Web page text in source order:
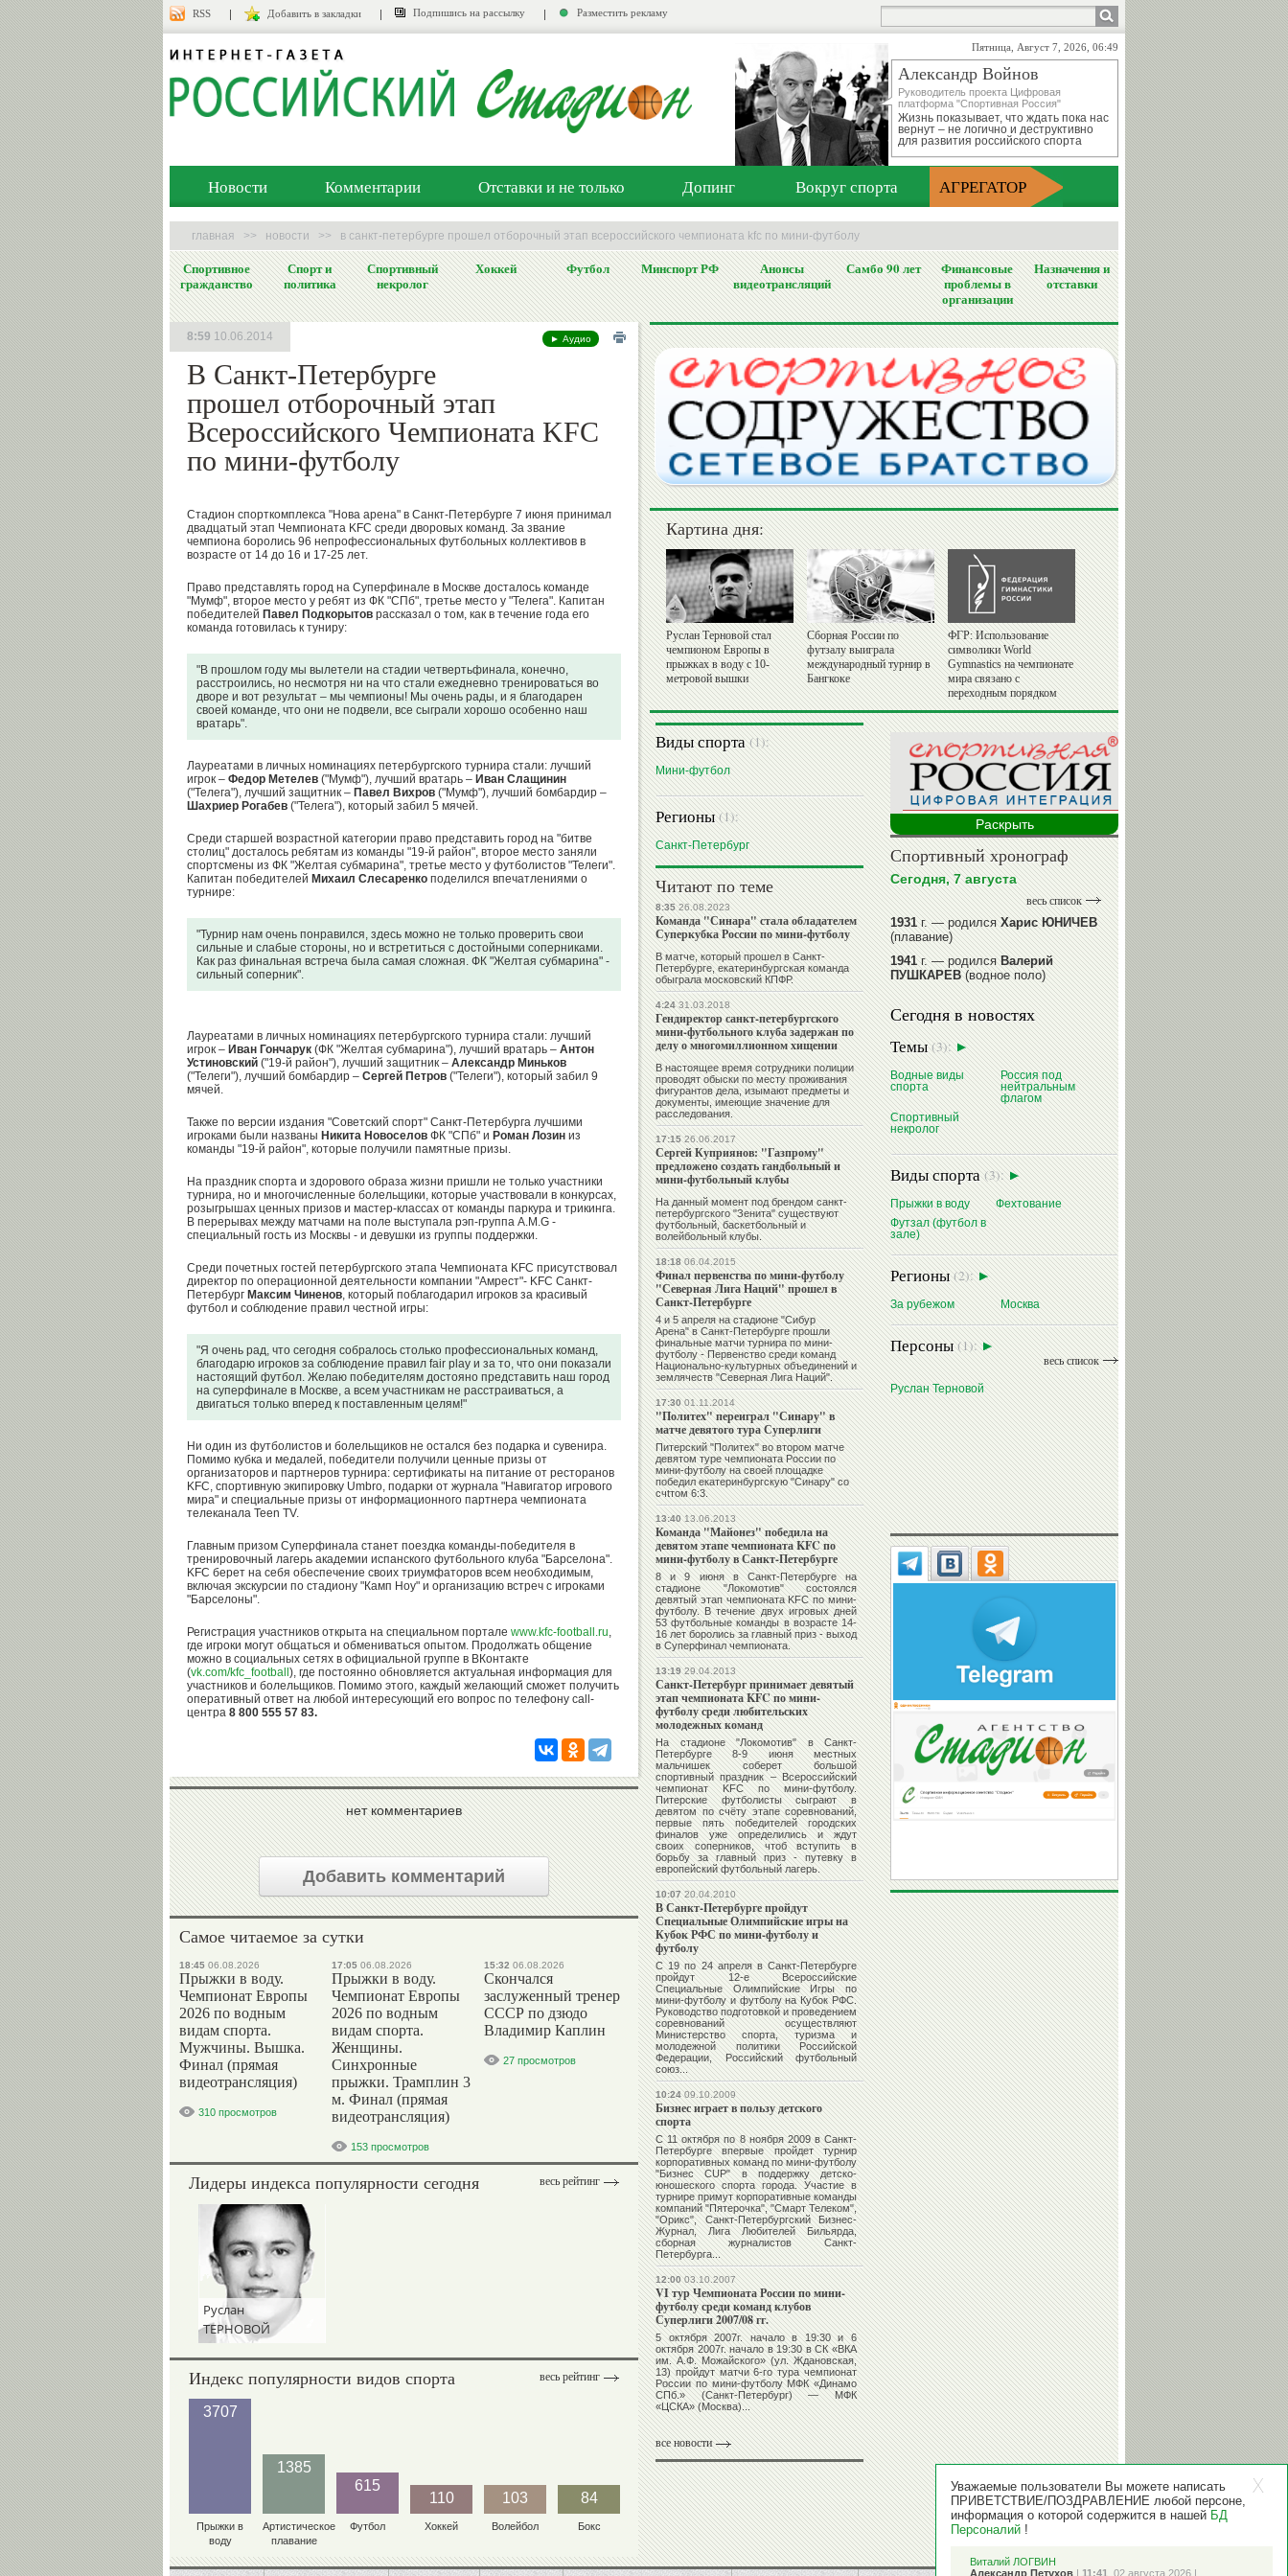
RSS Добавить в закладки Подпишись на рассылку Разместить рекламу
Пятница, Август 7, 2026, 06:49
Александр Войнов
Руководитель проекта Цифровая
платформа "Спортивная Россия"
Жизнь показывает, что ждать пока нас
вернут – не логично и деструктивно
для развития российского спорта
Новости Комментарии Отставки и не только Допинг Вокруг спорта АГРЕГАТОР
главная >> новости >> в санкт-петербурге прошел отборочный этап всероссийского чемпионата kfc по мини-футболу
Спортивное
гражданство
Спорт и
политика
Спортивный
некролог
Хоккей Футбол Минспорт РФ
Анонсы
видеотрансляций
Самбо 90 лет
Финансовые
проблемы в
организации
Назначения и
отставки
► Аудио
В Санкт-Петербурге
прошел отборочный этап
Всероссийского Чемпионата KFC
по мини-футболу
8:59 10.06.2014
Стадион спорткомплекса "Нова арена" в Санкт-Петербурге 7 июня принимал
двадцатый этап Чемпионата KFC среди дворовых команд. За звание
чемпиона боролись 96 непрофессиональных футбольных коллективов в
возрасте от 14 до 16 и 17-25 лет.
Право представлять город на Суперфинале в Москве досталось команде
"Мумф", второе место у ребят из ФК "СПб", третье место у "Телега". Капитан
победителей Павел Подкорытов рассказал о том, как в течение года его
команда готовилась к туниру:
"В прошлом году мы вылетели на стадии четвертьфинала, конечно,
расстроились, но несмотря ни на что стали ежедневно тренироваться во
дворе и вот результат – мы чемпионы! Мы очень рады, и я благодарен
своей команде, что они не подвели, все сыграли хорошо особенно наш
вратарь".
Лауреатами в личных номинациях петербургского турнира стали: лучший
игрок – Федор Метелев ("Мумф"), лучший вратарь – Иван Слащинин
("Телега"), лучший защитник – Павел Вихров ("Мумф"), лучший бомбардир –
Шахриер Рогабев ("Телега"), который забил 5 мячей.
Среди старшей возрастной категории право представить город на "битве
столиц" досталось ребятам из команды "19-й район", второе место заняли
спортсмены из ФК "Желтая субмарина", третье место у футболистов "Телеги".
Капитан победителей Михаил Слесаренко поделился впечатлениями о
турнире:
"Турнир нам очень понравился, здесь можно не только проверить свои
сильные и слабые стороны, но и встретиться с достойными соперниками.
Как раз финальная встреча была самая сложная. ФК "Желтая субмарина" -
сильный соперник".
Лауреатами в личных номинациях петербургского турнира стали: лучший
игрок – Иван Гончарук (ФК "Желтая субмарина"), лучший вратарь – Антон
Устиновский ("19-й район"), лучший защитник – Александр Миньков
("Телеги"), лучший бомбардир – Сергей Петров ("Телеги"), который забил 9
мячей.
Также по версии издания "Советский спорт" Санкт-Петербурга лучшими
игроками были названы Никита Новоселов ФК "СПб" и Роман Лозин из
команды "19-й район", которые получили памятные призы.
На праздник спорта и здорового образа жизни пришли не только участники
турнира, но и многочисленные болельщики, которые участвовали в конкурсах,
розыгрышах ценных призов и мастер-классах от команды паркура и трикинга.
В перерывах между матчами на поле выступала рэп-группа A.M.G -
специальный гость из Москвы - и девушки из группы поддержки.
Среди почетных гостей петербургского этапа Чемпионата KFC присутствовал
директор по операционной деятельности компании "Амрест"- KFC Санкт-
Петербург Максим Чиненов, который поблагодарил игроков за красивый
футбол и соблюдение правил честной игры:
"Я очень рад, что сегодня собралось столько профессиональных команд,
благодарю игроков за соблюдение правил fair play и за то, что они показали
настоящий футбол. Желаю победителям достояно представить наш город
на суперфинале в Москве, а всем участникам не расстраиваться, а
двигаться только вперед к поставленным целям!"
Ни один из футболистов и болельщиков не остался без подарка и сувенира.
Помимо кубка и медалей, победители получили ценные призы от
организаторов и партнеров турнира: сертификаты на питание от ресторанов
KFC, спортивную экипировку Umbro, подарки от журнала "Навигатор игрового
мира" и специальные призы от информационного партнера чемпионата
телеканала Teen TV.
Главным призом Суперфинала станет поездка команды-победителя в
тренировочный лагерь академии испанского футбольного клуба "Барселона".
KFC берет на себя обеспечение своих триумфаторов всем необходимым,
включая экскурсии по стадиону "Камп Ноу" и организацию встреч с игроками
"Барселоны".
Регистрация участников открыта на специальном портале www.kfc-football .ru,
где игроки могут общаться и обмениваться опытом. Продолжать общение
можно в социальных сетях в официальной группе в ВКонтакте
(vk.com/kfc_football ), где постоянно обновляется актуальная информация для
участников и болельщиков. Помимо этого, каждый желающий сможет получить
оперативный ответ на любой интересующий его вопрос по телефону call-
центра 8 800 555 57 83.
нет комментариев
Добавить комментарий
Самое читаемое за сутки
18:45 06.08.2026
Прыжки в воду.
Чемпионат Европы
2026 по водным
видам спорта.
Мужчины. Вышка.
Финал (прямая
видеотрансляция)
310 просмотров
17:05 06.08.2026
Прыжки в воду.
Чемпионат Европы
2026 по водным
видам спорта.
Женщины.
Синхронные
прыжки. Трамплин 3
м. Финал (прямая
видеотрансляция)
153 просмотров
15:32 06.08.2026
Скончался
заслуженный тренер
СССР по дзюдо
Владимир Каплин
27 просмотров
весь рейтинг
Лидеры индекса популярности сегодня
Руслан
ТЕРНОВОЙ
весь рейтинг
Индекс популярности видов спорта
3707
Прыжки в
воду
1385
Артистическое
плавание
615
Футбол
110
Хоккей
103
Волейбол
84
Бокс
Картина дня:
Руслан Терновой стал
чемпионом Европы в
прыжках в воду с 10-
метровой вышки
Сборная России по
футзалу выиграла
международный турнир в
Бангкоке
ФГР: Использование
символики World
Gymnastics на чемпионате
мира связано с
переходным порядком
Виды спорта(1):
Мини-футбол
Регионы(1):
Санкт-Петербург
Читают по теме
8:3526.08.2023
Команда "Синара" стала обладателем
Суперкубка России по мини-футболу
В матче, который прошел в Санкт-
Петербурге, екатеринбургская команда
обыграла московский КПФР.
4:2431.03.2018
Гендиректор санкт-петербургского
мини-футбольного клуба задержан по
делу о многомиллионном хищении
В настоящее время сотрудники полиции
проводят обыски по месту проживания
фигурантов дела, изымают предметы и
документы, имеющие значение для
расследования.
17:1526.06.2017
Сергей Куприянов: "Газпрому"
предложено создать гандбольный и
мини-футбольный клубы
На данный момент под брендом санкт-
петербургского "Зенита" существуют
футбольный, баскетбольный и
волейбольный клубы.
18:1806.04.2015
Финал первенства по мини-футболу
"Северная Лига Наций" прошел в
Санкт-Петербурге
4 и 5 апреля на стадионе "Сибур
Арена" в Санкт-Петербурге прошли
финальные матчи турнира по мини-
футболу - Первенство среди команд
Национально-культурных объединений и
землячеств "Северная Лига Наций".
17:3001.11.2014
"Политех" переиграл "Синару" в
матче девятого тура Суперлиги
Питерский "Политех" во втором матче
девятом туре чемпионата России по
мини-футболу на своей площадке
победил екатеринбургскую "Синару" со
счtтом 6:3.
13:4013.06.2013
Команда "Майонез" победила на
девятом этапе чемпионата KFC по
мини-футболу в Санкт-Петербурге
8 и 9 июня в Санкт-Петербурге на
стадионе "Локомотив" состоялся
девятый этап чемпионата KFC по мини-
футболу. В течение двух игровых дней
53 футбольные команды в возрасте 14-
16 лет боролись за главный приз - выход
в Суперфинал чемпионата.
13:1929.04.2013
Санкт-Петербург принимает девятый
этап чемпионата KFC по мини-
футболу среди любительских
молодежных команд
На стадионе "Локомотив" в Санкт-
Петербурге 8-9 июня местных
мальчишек соберет большой
спортивный праздник – Всероссийский
чемпионат KFC по мини-футболу.
Питерские футболисты сыграют в
девятом по счёту этапе соревнований,
первые пять победителей городских
финалов уже определились и ждут
своих соперников, чтоб вступить в
борьбу за главный приз - путевку в
европейский футбольный лагерь.
10:0720.04.2010
В Санкт-Петербурге пройдут
Специальные Олимпийские игры на
Кубок РФС по мини-футболу и
футболу
С 19 по 24 апреля в Санкт-Петербурге
пройдут 12-е Всероссийские
Специальные Олимпийские Игры по
мини-футболу и футболу на Кубок РФС.
Руководство подготовкой и проведением
соревнований осуществляют
Министерство спорта, туризма и
молодежной политики Российской
Федерации, Российский футбольный
союз...
10:2409.10.2009
Бизнес играет в пользу детского
спорта
С 11 октября по 8 ноября 2009 в Санкт-
Петербурге впервые пройдет турнир
корпоративных команд по мини-футболу
"Бизнес CUP" в поддержку детско-
юношеского спорта города. Участие в
турнире примут корпоративные команды
компаний "Пятерочка", "Смарт Телеком",
"Орикс", Санкт-Петербургский Бизнес-
Журнал, Лига Любителей Бильярда,
сборная журналистов Санкт-
Петербурга...
12:0003.10.2007
VI тур Чемпионата России по мини-
футболу среди команд клубов
Суперлиги 2007/08 гг.
5 октября 2007г. начало в 19:30 и 6
октября 2007г. начало в 19:30 в СК «ВКА
им. А.Ф. Можайского» (ул. Ждановская,
13) пройдут матчи 6-го тура чемпионат
России по мини-футболу МФК «Динамо
СПб.» (Санкт-Петербург) — МФК
«ЦСКА» (Москва)...
все новости
Раскрыть
Спортивный хронограф
Сегодня, 7 августа
весь список
1931г. — родилсяХарис ЮНИЧЕВ
(плавание)
1941г. — родилсяВалерий
ПУШКАРЕВ(водное поло)
1947г. — родилсяВалерий
ИЛЬИНЫХ(гимнастика спортивная)
1954г. — родилсяВалерий
ГАЗЗАЕВ(футбол)
1956г. — родилсяВладимир
РЫБАКОВ(легкая атлетика)
читать далее
Сегодня в новостях
Темы(3):
Водные виды
спорта
Россия под
нейтральным
флагом
Спортивный
некролог
Виды спорта(3):
Прыжки в воду
Фехтование
Футзал (футбол в
зале)
Регионы(2):
За рубежом Москва
Персоны(1):
весь список
Руслан Терновой
Уважаемые пользователи Вы можете написать
ПРИВЕТСТВИЕ/ПОЗДРАВЛЕНИЕ любой персоне,
информация о которой содержится в нашей БД
Персоналий !
Виталий ЛОГВИН
Александр Петухов | 11:41 , 02 августа 2026 |